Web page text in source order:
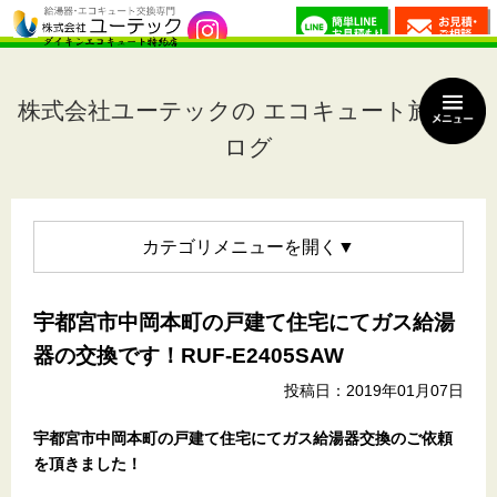
株式会社ユーテックの エコキュート施工ブ
ログ
カテゴリメニュー
宇都宮市中岡本町の戸建て住宅にてガス給湯
器の交換です！RUF-E2405SAW
投稿日：2019年01月07日
宇都宮市中岡本町の戸建て住宅にてガス給湯器交換のご依頼
を頂きました！